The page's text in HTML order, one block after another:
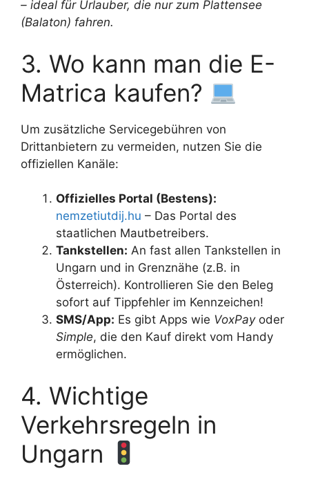
– ideal für Urlauber, die nur zum Plattensee
(Balaton) fahren.
3. Wo kann man die E-
Matrica kaufen?
Um zusätzliche Servicegebühren von
Drittanbietern zu vermeiden, nutzen Sie die
offiziellen Kanäle:
Offizielles Portal (Bestens):
nemzetiutdij.hu – Das Portal des
staatlichen Mautbetreibers.
Tankstellen: An fast allen Tankstellen in
Ungarn und in Grenznähe (z.B. in
Österreich). Kontrollieren Sie den Beleg
sofort auf Tippfehler im Kennzeichen!
SMS/App: Es gibt Apps wie VoxPayoder
Simple, die den Kauf direkt vom Handy
ermöglichen.
4. Wichtige
Verkehrsregeln in
Ungarn